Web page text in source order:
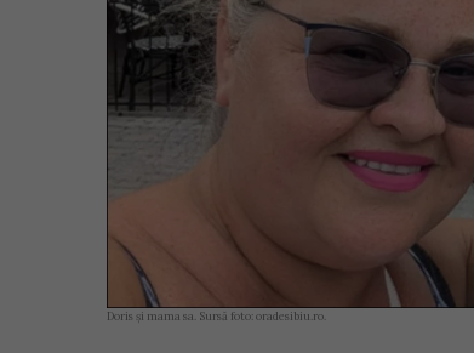
Doris și mama sa. Sursă foto: oradesibiu.ro.